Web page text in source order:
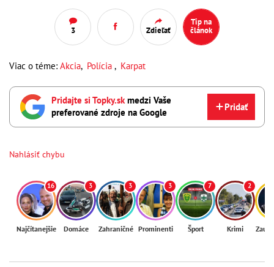
3 Zdieľať
Tip na
článok
Viac o téme: Akcia, Polícia , Karpat
Pridajte si Topky.skmedzi Vaše
preferované zdroje na Google
Pridať
Nahlásiť chybu
16
Najčítanejšie
3
Domáce
3
Zahraničné
3
Prominenti
7
Šport
2
Krimi